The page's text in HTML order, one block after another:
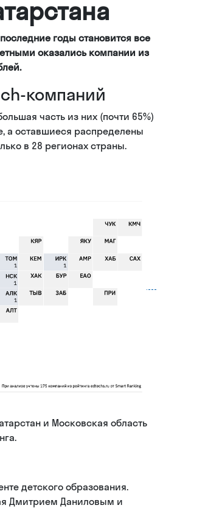
годы становится все
оказались компании из
компаний
часть из них (почти 65%)
а оставшиеся распределены
в 28 регионах страны.
и Московская область
детского образования.
Дмитрием Даниловым и